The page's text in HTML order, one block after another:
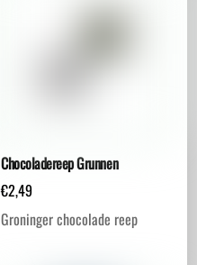
Chocoladereep Grunnen
€2,49
Groninger chocolade reep